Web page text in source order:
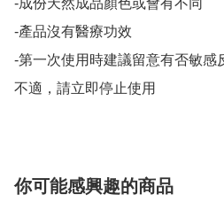
-成份天然成品顏色或會有不同
-產品沒有醫療功效
-第一次使用時建議留意有否敏感
不適，請立即停止使用
你可能感興趣的商品